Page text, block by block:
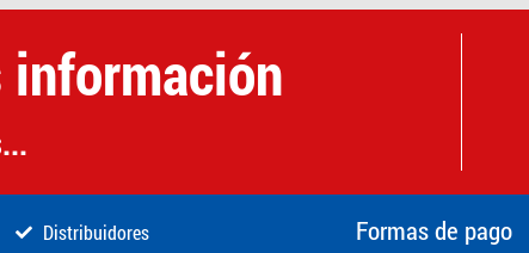
información
Distribuidores Formas de pago